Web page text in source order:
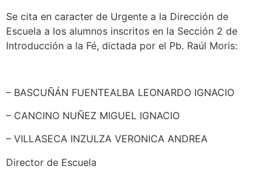
Se cita en caracter de Urgente a la Dirección de
Escuela a los alumnos inscritos en la Sección 2 de
Introducción a la Fé, dictada por el Pb. Raúl Moris:
– BASCUÑÁN FUENTEALBA LEONARDO IGNACIO
– CANCINO NUÑEZ MIGUEL IGNACIO
– VILLASECA INZULZA VERONICA ANDREA
Director de Escuela